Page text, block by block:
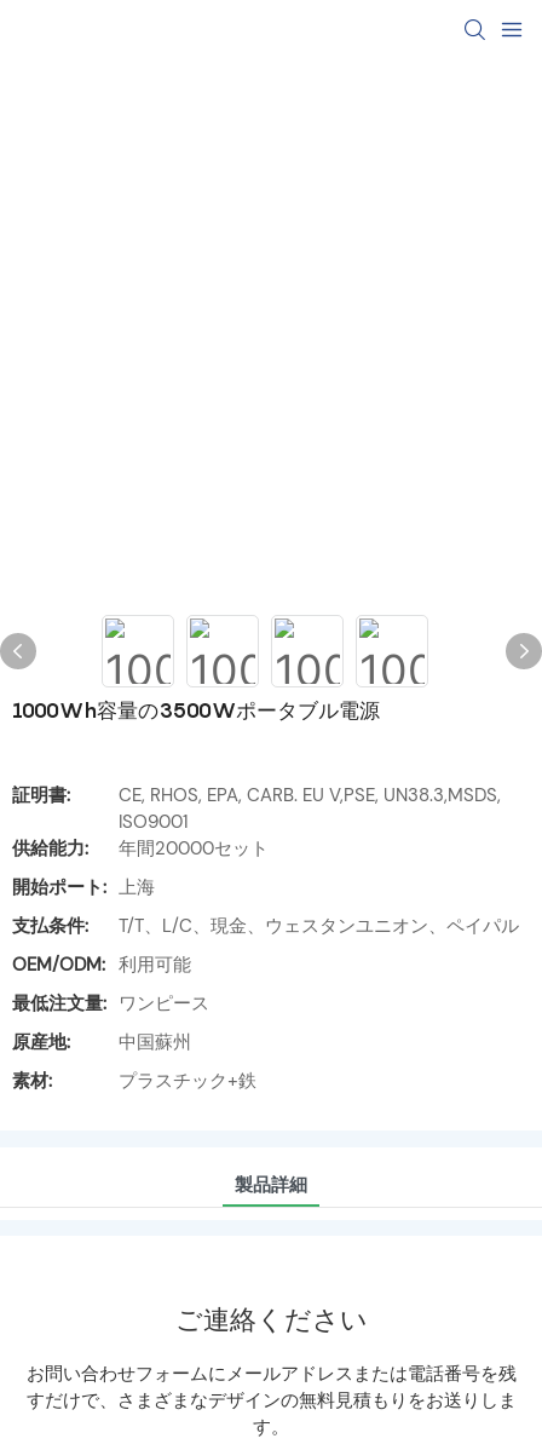
1000Wh容量の3500Wポータブル電源
証明書:
CE, RHOS, EPA, CARB. EU V,PSE, UN38.3,MSDS,
ISO9001
供給能力:
年間20000セット
開始ポート: 上海
支払条件:
T/T、L/C、現金、ウェスタンユニオン、ペイパル
OEM/ODM: 利用可能
最低注文量: ワンピース
原産地:
中国蘇州
素材:
プラスチック+鉄
製品詳細
ご連絡ください
お問い合わせフォームにメールアドレスまたは電話番号を残
すだけで、さまざまなデザインの無料見積もりをお送りしま
す。